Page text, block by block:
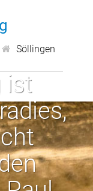
Söllingen
ist